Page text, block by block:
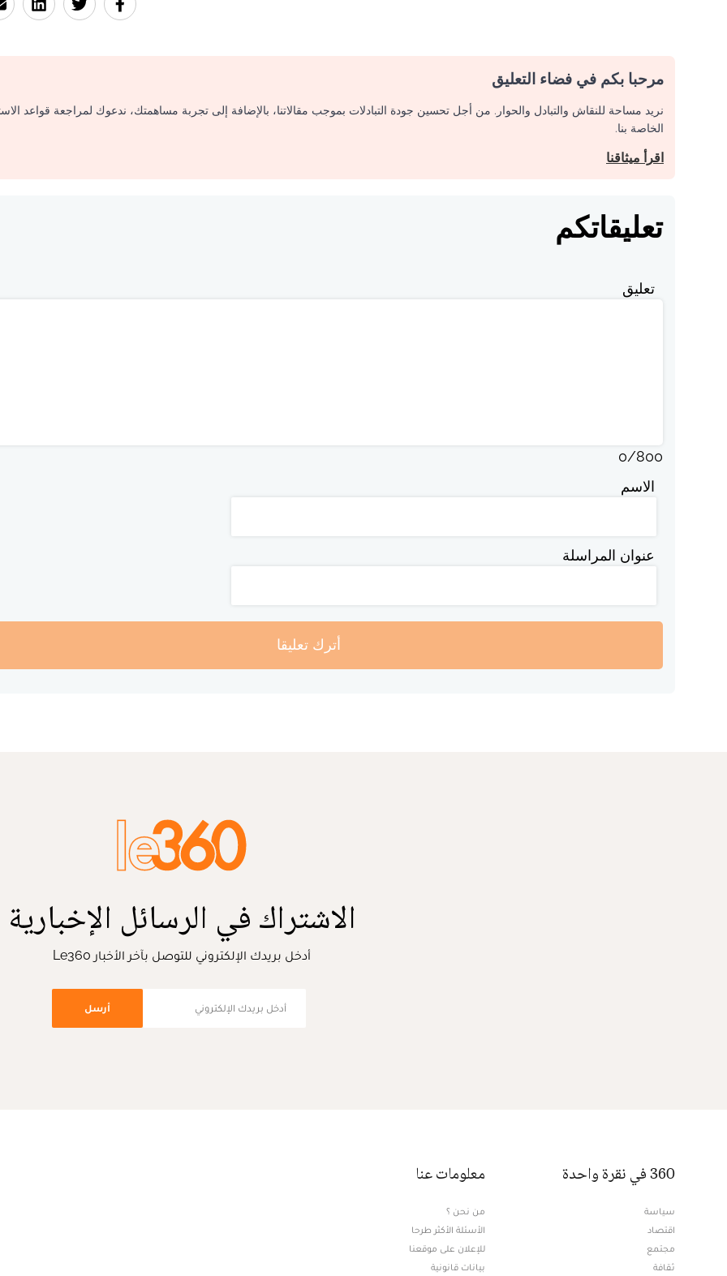
مرحبا بكم في فضاء التعليق
نريد مساحة للنقاش والتبادل والحوار. من أجل تحسين جودة التبادلات بموجب مقالاتنا، بالإضافة إلى تجربة مساهمتك، ندعوك لمراجعة قواعد
الخاصة بنا.
اقرأ ميثاقنا
تعليقاتكم
تعليق
0/800
الاسم
عنوان المراسلة
أترك تعليقا
الاشتراك في الرسائل الإخبارية
أدخل بريدك الإلكتروني للتوصل بآخر الأخبار Le360
أرسل
360 في نقرة واحدة
سياسة
اقتصاد
مجتمع
ثقافة
معلومات عنا
من نحن ؟
الأسئلة الأكثر طرحا
للإعلان على موقعنا
بيانات قانونية